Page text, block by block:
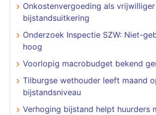
Onkostenvergoeding als
bijstandsuitkering
Onderzoek Inspectie SZW: Niet-
hoog
Voorlopig macrobudget bekend
Tilburgse wethouder leeft maand
bijstandsniveau
Verhoging bijstand helpt huurders